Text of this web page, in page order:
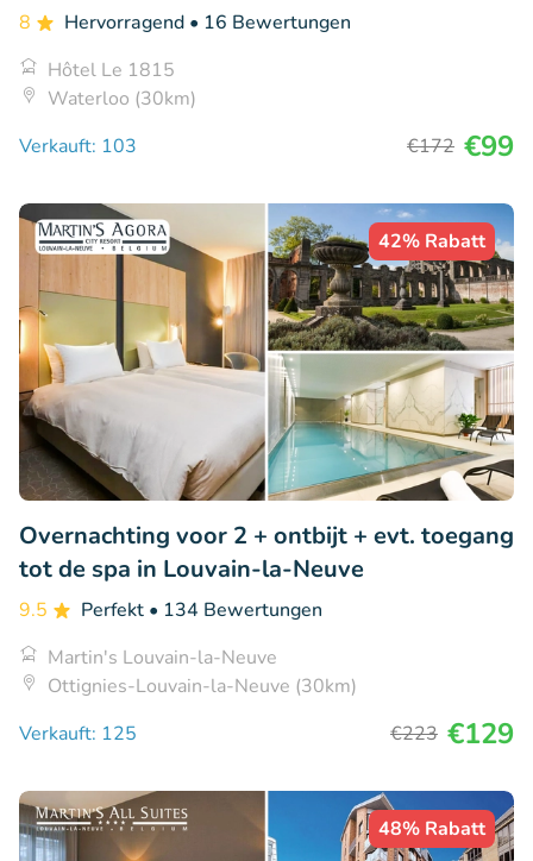
8 Hervorragend • 16 Bewertungen
Hôtel Le 1815
Waterloo (30km)
Verkauft: 103
€172 €99
42% Rabatt
Overnachting voor 2 + ontbijt + evt. toegang
tot de spa in Louvain-la-Neuve
9.5 Perfekt • 134 Bewertungen
Martin's Louvain-la-Neuve
Ottignies-Louvain-la-Neuve (30km)
Verkauft: 125
€223 €129
48% Rabatt